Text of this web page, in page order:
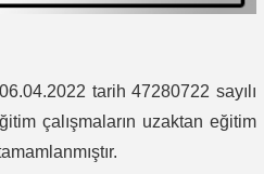
tarih 47280722 sayılı
çalışmaların uzaktan eğitim